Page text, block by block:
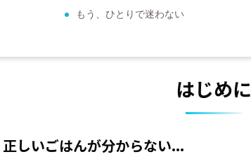
もう、ひとりで迷わない
はじめに
正しいごはんが分からない...